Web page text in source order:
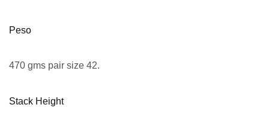
Peso
470 gms pair size 42.
Stack Height